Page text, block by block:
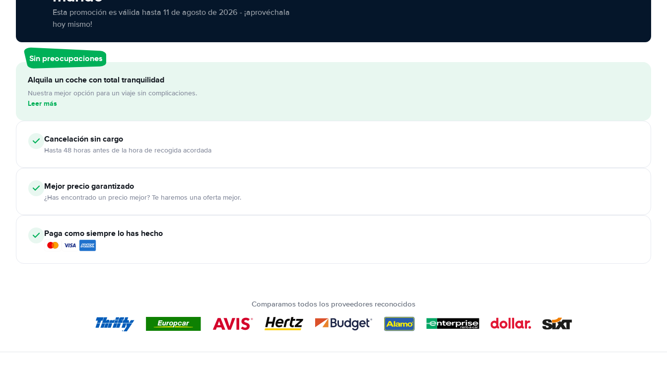
Esta promoción es válida hasta 11 de agosto de 2026 - ¡aprovéchala
hoy mismo!
Sin preocupaciones
Alquila un coche con total tranquilidad
Nuestra mejor opción para un viaje sin complicaciones.
Leer más
Cancelaciónsin cargo
Hasta 48 horas antes de la hora de recogida acordada
Mejor precio garantizado
¿Has encontrado un precio mejor? Te haremos una oferta mejor.
Paga como siempre lo has hecho
Comparamos todos los proveedores reconocidos